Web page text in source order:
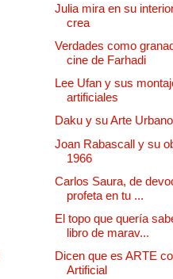
Julia mira en su
crea
Verdades como
cine de Farhadi
Lee Ufan y sus
artificiales
Daku y su Arte
Joan Rabascall y su
1966
Carlos Saura, de
profeta en tu ...
El topo que quería
libro de marav...
Dicen que es ARTE
Artificial